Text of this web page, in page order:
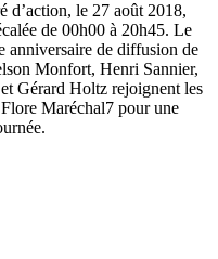
d’action, le 27 août 2018,
de 00h00 à 20h45. Le
anniversaire de diffusion de
Monfort, Henri Sannier,
Gérard Holtz rejoignent les
Maréchal7 pour une